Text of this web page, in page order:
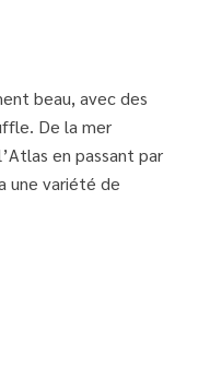
beau, avec des
De la mer
en passant par
une variété de